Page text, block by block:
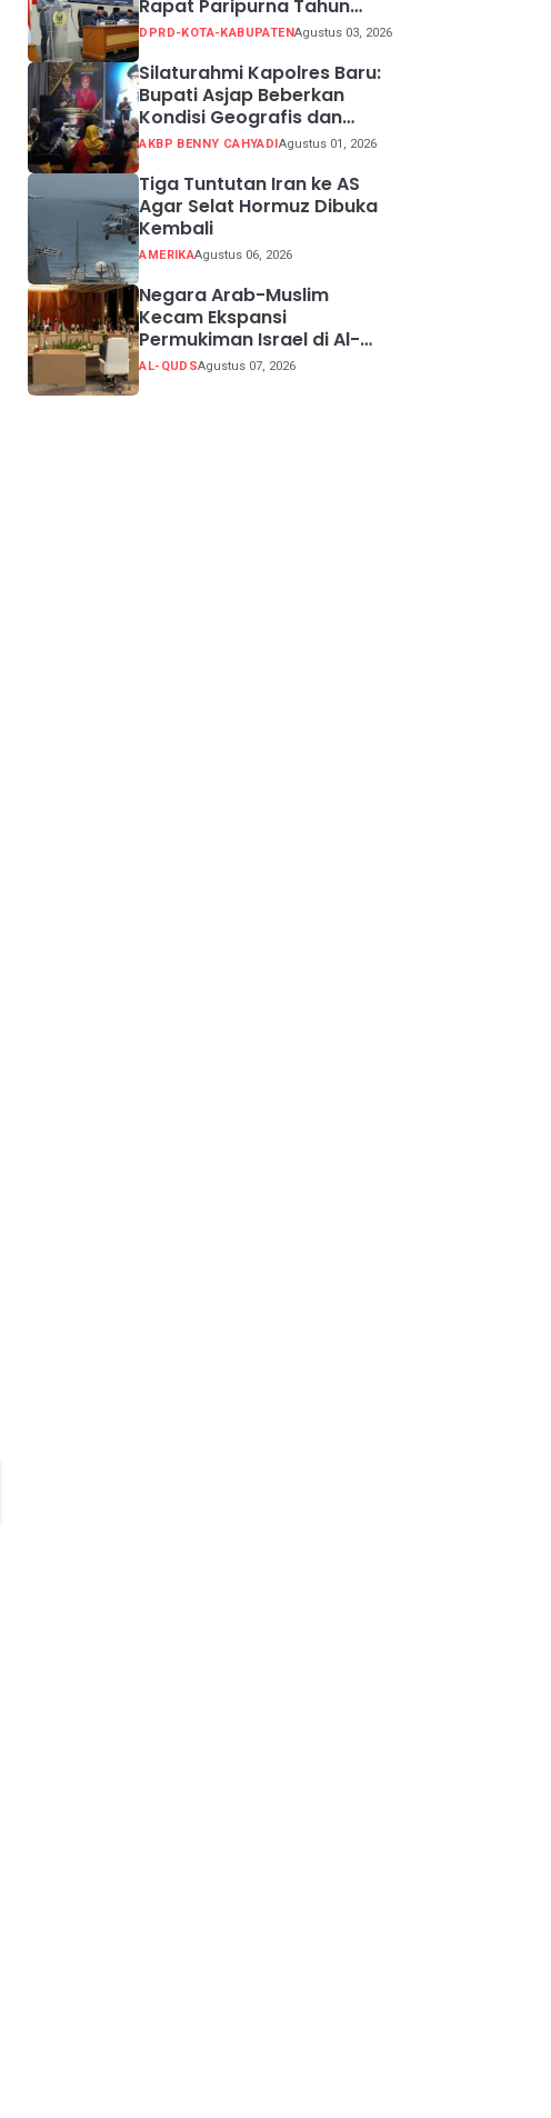
Rapat Paripurna Tahun
Sidang 2026
DPRD-KOTA-KABUPATENAgustus 03, 2026
Silaturahmi Kapolres Baru:
Bupati Asjap Beberkan
Kondisi Geografis dan
Potensi Kabupaten
AKBP BENNY CAHYADIAgustus 01, 2026
Tiga Tuntutan Iran ke AS
Agar Selat Hormuz Dibuka
Kembali
AMERIKAAgustus 06, 2026
Negara Arab-Muslim
Kecam Ekspansi
Permukiman Israel di Al-
Quds Timur
AL-QUDSAgustus 07, 2026